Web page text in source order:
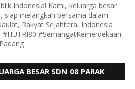
Indonesia! Kami, keluarga besar
siap melangkah bersama dalam
Rakyat Sejahtera, Indonesia
#SemangatKemerdekaan
BESAR SDN 08 PARAK